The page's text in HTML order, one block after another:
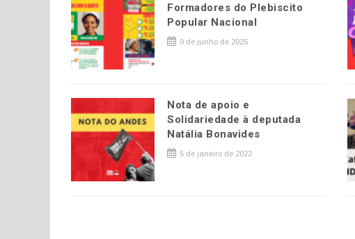
Formadores do Plebiscito
Popular Nacional
9 de junho de 2025
Nota de apoio e
Solidariedade à deputada
Natália Bonavides
5 de janeiro de 2022